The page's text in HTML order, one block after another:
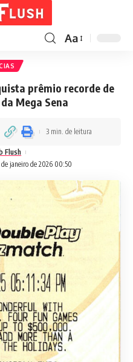
Aa
prêmio recorde de
Mega Sena
janeiro de 2026 00:50
Flush
3 min. de leitura